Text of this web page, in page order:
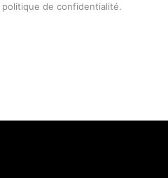
de confidentialité.